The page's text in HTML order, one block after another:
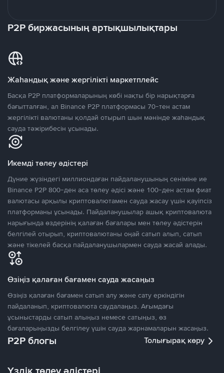
P2P биржасының артықшылықтары
Жаһандық және жергілікті маркетплейс
Басқа P2P платформаларының көбі нақты бір нарықтарға
бағытталған, ал Binance P2P платформасы 70-тен астам
жергілікті валютаны қолдай отырып шын мәнінде жаһандық
сауда тәжірибесін ұсынады.
Икемді төлеу әдістері
Дүние жүзіндегі миллиондаған пайдаланушының сеніміне ие
Binance P2P 800-ден аса төлеу әдісі және 100-ден астам фиат
валютасы арқылы криптовалютамен сауда жасау үшін қауіпсіз
платформаны ұсынады. Пайдаланушылар ашық криптовалюта
нарығында өздерінің қалаған бағалары мен төлеу әдістерін
белгілей отырып, криптовалютаны оңай сатып алып, сатып
және тікелей басқа пайдаланушылармен сауда жасай алады.
Өзіңіз қалаған бағамен сауда жасаңыз
Өзіңіз қалаған бағамен сатып алу және сату еркіндігін
пайдаланып, криптовалюта саудалаңыз. Ағымдағы
ұсыныстарды сатып алыңыз немесе сатыңыз, өз
бағаларыңызды белгілеу үшін сауда жарнамаларын жасаңыз.
P2P блогы Толығырақ көру